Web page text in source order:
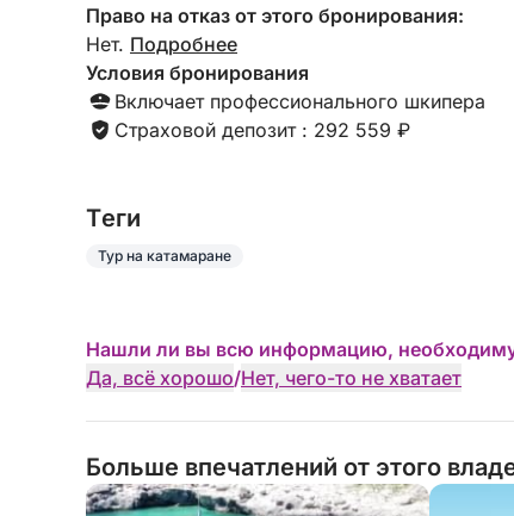
Право на отказ от этого бронирования:
Нет. Подробнее
Условия бронирования
Включает профессионального шкипера
Страховой депозит : 292 559 ₽
Tеги
Тур на катамаране
Нашли ли вы всю информацию,
Да, всё хорошо/Нет, чего-то не хватает
Больше впечатлений от этого